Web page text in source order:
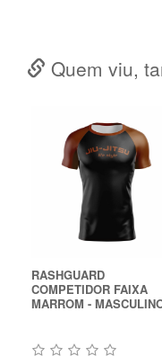
Quem viu,
RASHGUARD
COMPETIDOR FAIXA
MARROM -